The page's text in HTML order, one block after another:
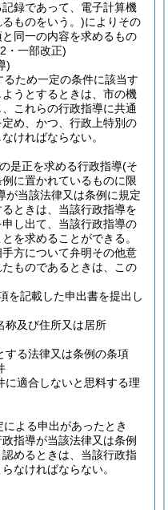
録であって、電子計算機
ものをいう。)によりその
同一の内容を求めるもの
・一部改正)
)
ため一定の条件に該当す
うとするときは、市の機
これらの行政指導に共通
め、かつ、行政上特別の
ければならない。
是正を求める行政指導(そ
に置かれているものに限
が当該法律又は条例に規定
ときは、当該行政指導を
し出て、当該行政指導の
を求めることができる。
方について弁明その他意
ものであるときは、この
を記載した申出書を提出し
称及び住所又は居所
する法律又は条例の条項
に適合しないと思料する理
による申出があったとき
指導が当該法律又は条例
めるときは、当該行政指
なければならない。